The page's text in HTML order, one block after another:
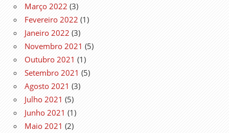
Março 2022 (3)
Fevereiro 2022 (1)
Janeiro 2022 (3)
Novembro 2021 (5)
Outubro 2021 (1)
Setembro 2021 (5)
Agosto 2021 (3)
Julho 2021 (5)
Junho 2021 (1)
Maio 2021 (2)